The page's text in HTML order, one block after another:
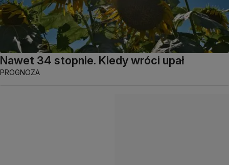
Nawet 34 stopnie. Kiedy wróci upał
PROGNOZA